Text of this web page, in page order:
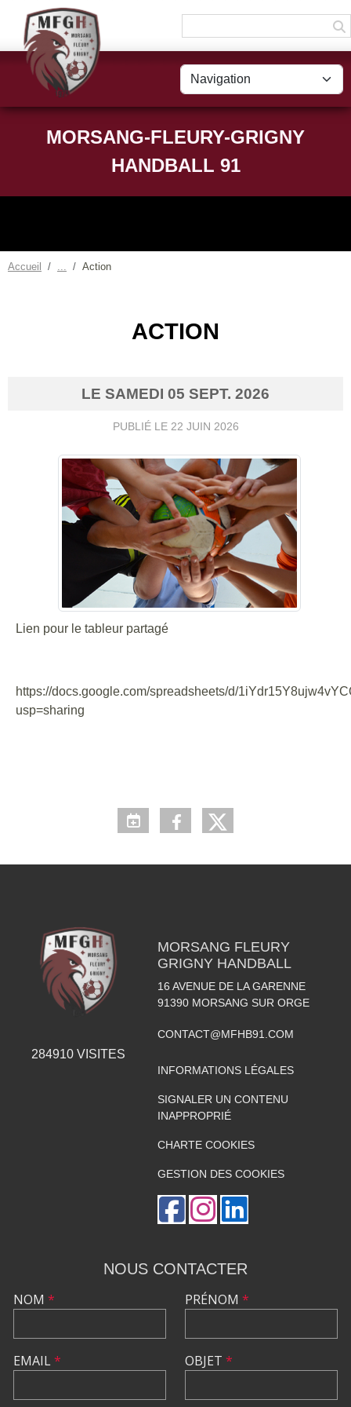
MORSANG-FLEURY-GRIGNY
HANDBALL 91
Accueil Action
ACTION
LE SAMEDI 05 SEPT. 2026
PUBLIÉ LE 22 JUIN 2026
Lien pour le tableur partagé
https://docs.google.com/spreadsheets/d/
usp=sharing
284910 VISITES
MORSANG FLEURY
GRIGNY HANDBALL
16 AVENUE DE LA GARENNE
91390 MORSANG SUR ORGE
CONTACT@MFHB91.COM
INFORMATIONS LÉGALES
SIGNALER UN CONTENU
INAPPROPRIÉ
CHARTE COOKIES
GESTION DES COOKIES
NOUS CONTACTER
NOM *
EMAIL*
PRÉNOM *
OBJET *
Panneau de gestion des cookies